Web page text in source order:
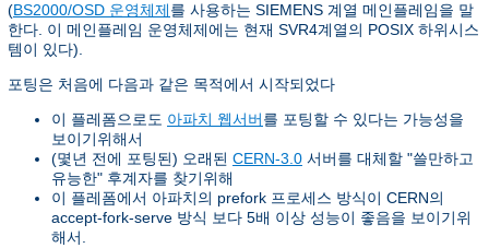
(BS2000/OSD 운영체제를 사용하는 SIEMENS 계열 메인플레임을 말
한다. 이 메인플레임 운영체제에는 현재 SVR4계열의 POSIX 하위시스
템이 있다).
포팅은 처음에 다음과 같은 목적에서 시작되었다
이 플레폼으로도 아파치 웹서버를 포팅할 수 있다는 가능성을
보이기위해서
(몇년 전에 포팅된) 오래된 CERN-3.0 서버를 대체할 "쓸만하고
유능한" 후계자를 찾기위해
이 플레폼에서 아파치의 prefork 프로세스 방식이 CERN의
accept-fork-serve 방식 보다 5배 이상 성능이 좋음을 보이기위
해서.